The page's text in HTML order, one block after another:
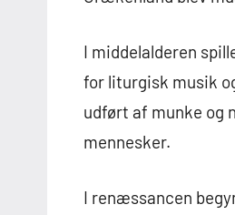
I middelalderen
for liturgisk musik
udført af munke og
mennesker.
I renæssancen